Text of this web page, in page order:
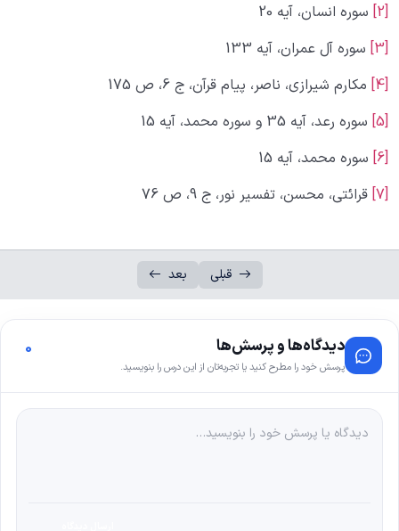
[2]
سوره انسان، آیه 20
[3]
سوره آل‌ عمران، آیه 133
[4]
مکارم شیرازی، ناصر، پیام قرآن، ج 6، ص 175
[5]
سوره رعد، آیه 35 و سوره محمد، آیه 15
[6]
سوره محمد، آیه 15
[7]
قرائتی، محسن، تفسیر نور، ج 9، ص 76
قبلی بعد
دیدگاه‌ها و پرسش‌ها
پرسش خود را مطرح کنید یا تجربه‌تان از این درس را بنویسید.
0